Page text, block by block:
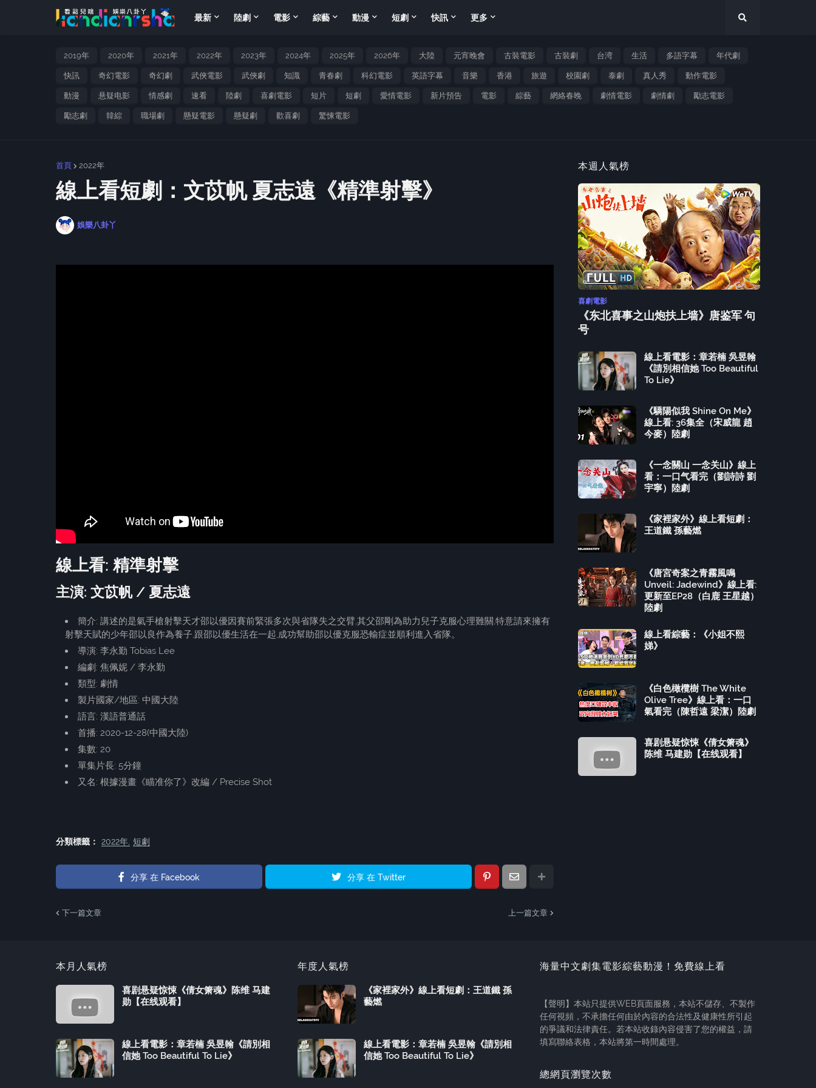
最新 陸劇 電影 綜藝 動漫 短劇 快訊 更多
2019年 2020年 2021年 2022年 2023年 2024年 2025年 2026年 大陸 元宵晚會 古裝電影 古裝劇 台湾 生活 多語字幕 年代劇
快訊 奇幻電影 奇幻劇 武俠電影 武俠劇 知識 青春劇 科幻電影 英語字幕 音樂 香港 旅遊 校園劇 泰劇 真人秀 動作電影
動漫 悬疑电影 情感劇 速看 陸劇 喜劇電影 短片 短劇 愛情電影 新片預告 電影 綜藝 網絡春晚 劇情電影 劇情劇 勵志電影
勵志劇 韓綜 職場劇 懸疑電影 懸疑劇 歡喜劇 驚悚電影
首頁 2022年
線上看短劇：文苡帆 夏志遠《精準射擊》
娛樂八卦丫
線上看: 精準射擊
主演: 文苡帆 / 夏志遠
簡介: 講述的是氣手槍射擊天才邵以優因賽前緊張多次與省隊失之交臂,其父邵剛為助力兒子克服心理難關,特意請來擁有
射擊天賦的少年邵以良作為養子,跟邵以優生活在一起,成功幫助邵以優克服恐輸症並順利進入省隊。
導演: 李永勤 Tobias Lee
編劇: 焦佩妮 / 李永勤
類型: 劇情
製片國家/地區: 中國大陸
語言: 漢語普通話
首播: 2020-12-28(中國大陸)
集數: 20
單集片長: 5分鐘
又名: 根據漫畫《瞄准你了》改編 / Precise Shot
分類標籤： 2022年 短劇
分享 在 Facebook 分享 在 Twitter
下一篇文章 上一篇文章
本週人氣榜
喜劇電影
《东北喜事之山炮扶上墙》唐鉴军 句
号
線上看電影：章若楠 吳昱翰
《請別相信她 Too Beautiful
To Lie》
《驕陽似我 Shine On Me》
線上看: 36集全（宋威龍 趙
今麥）陸劇
《一念關山 一念关山》線上
看：一口气看完（劉詩詩 劉
宇寧）陸劇
《家裡家外》線上看短劇：
王道鐵 孫藝燃
《唐宮奇案之青霧風鳴
Unveil: Jadewind》線上看:
更新至EP28（白鹿 王星越）
陸劇
線上看綜藝：《小姐不熙
娣》
《白色橄欖樹 The White
Olive Tree》線上看：一口
氣看完（陳哲遠 梁潔）陸劇
喜剧悬疑惊悚《倩女箫魂》
陈维 马建勋【在线观看】
本月人氣榜
喜剧悬疑惊悚《倩女箫魂》陈维 马建
勋【在线观看】
線上看電影：章若楠 吳昱翰《請別相
信她 Too Beautiful To Lie》
年度人氣榜
《家裡家外》線上看短劇：王道鐵 孫
藝燃
線上看電影：章若楠 吳昱翰《請別相
信她 Too Beautiful To Lie》
海量中文劇集電影綜藝動漫！免費線上看
【聲明】本站只提供WEB頁面服務，本站不儲存、不製作
任何視頻，不承擔任何由於內容的合法性及健康性所引起
的爭議和法律責任。若本站收錄內容侵害了您的權益，請
填寫聯絡表格，本站將第一時間處理。
總網頁瀏覽次數